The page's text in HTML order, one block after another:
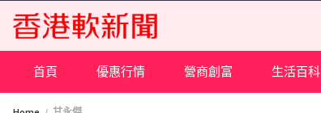
content
首頁 優惠行情 營商創富 生活百科